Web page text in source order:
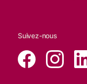
Suivez-nous